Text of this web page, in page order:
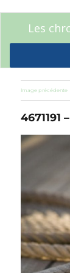
Les
Image précédente